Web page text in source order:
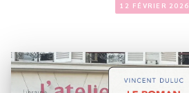
12 FÉVRIER 2026